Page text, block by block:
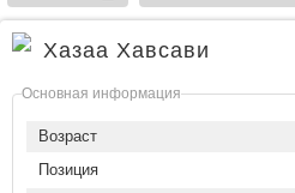
Хазаа Хавсави
Основная информация
Возраст
Позиция